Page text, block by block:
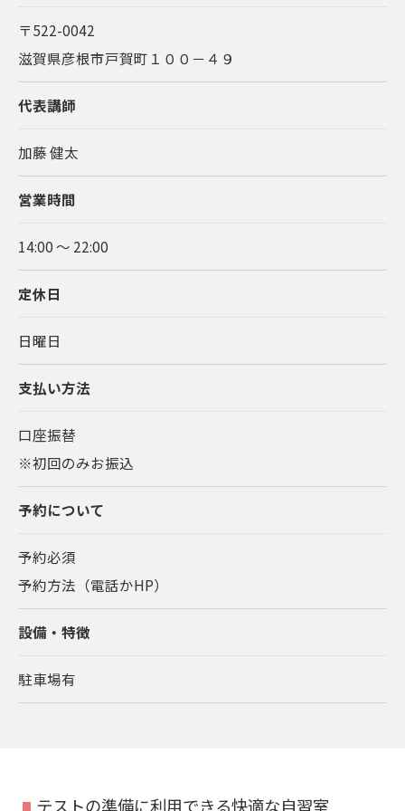
〒522-0042
滋賀県彦根市戸賀町１００－４９
代表講師
加藤 健太
営業時間
14:00 〜 22:00
定休日
日曜日
支払い方法
口座振替
※初回のみお振込
予約について
予約必須
予約方法（電話かHP）
設備・特徴
駐車場有
テストの準備に利用できる快適な自習室